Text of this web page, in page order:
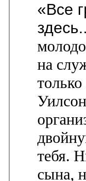
«Все
на
тебя.
сына,